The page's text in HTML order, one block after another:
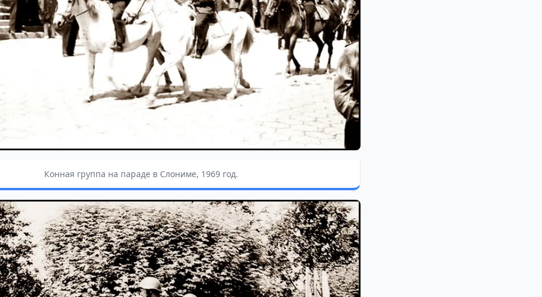
Конная группа на параде в Слониме, 1969 год.